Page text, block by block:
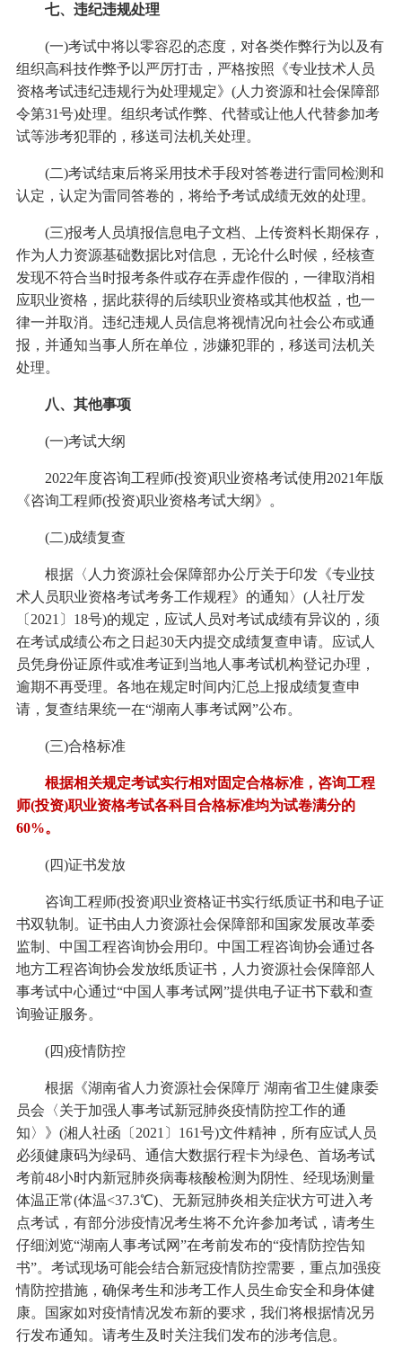
七、违纪违规处理
(一)考试中将以零容忍的态度，对各类作弊行为以及有
组织高科技作弊予以严厉打击，严格按照《专业技术人员
资格考试违纪违规行为处理规定》(人力资源和社会保障部
令第31号)处理。组织考试作弊、代替或让他人代替参加考
试等涉考犯罪的，移送司法机关处理。
(二)考试结束后将采用技术手段对答卷进行雷同检测和
认定，认定为雷同答卷的，将给予考试成绩无效的处理。
(三)报考人员填报信息电子文档、上传资料长期保存，
作为人力资源基础数据比对信息，无论什么时候，经核查
发现不符合当时报考条件或存在弄虚作假的，一律取消相
应职业资格，据此获得的后续职业资格或其他权益，也一
律一并取消。违纪违规人员信息将视情况向社会公布或通
报，并通知当事人所在单位，涉嫌犯罪的，移送司法机关
处理。
八、其他事项
(一)考试大纲
2022年度咨询工程师(投资)职业资格考试使用2021年版
《咨询工程师(投资)职业资格考试大纲》。
(二)成绩复查
根据〈人力资源社会保障部办公厅关于印发《专业技
术人员职业资格考试考务工作规程》的通知〉(人社厅发
〔2021〕18号)的规定，应试人员对考试成绩有异议的，须
在考试成绩公布之日起30天内提交成绩复查申请。应试人
员凭身份证原件或准考证到当地人事考试机构登记办理，
逾期不再受理。各地在规定时间内汇总上报成绩复查申
请，复查结果统一在“湖南人事考试网”公布。
(三)合格标准
根据相关规定考试实行相对固定合格标准，咨询工程
师(投资)职业资格考试各科目合格标准均为试卷满分的
60%。
(四)证书发放
咨询工程师(投资)职业资格证书实行纸质证书和电子证
书双轨制。证书由人力资源社会保障部和国家发展改革委
监制、中国工程咨询协会用印。中国工程咨询协会通过各
地方工程咨询协会发放纸质证书，人力资源社会保障部人
事考试中心通过“中国人事考试网”提供电子证书下载和查
询验证服务。
(四)疫情防控
根据《湖南省人力资源社会保障厅 湖南省卫生健康委
员会〈关于加强人事考试新冠肺炎疫情防控工作的通
知〉》(湘人社函〔2021〕161号)文件精神，所有应试人员
必须健康码为绿码、通信大数据行程卡为绿色、首场考试
考前48小时内新冠肺炎病毒核酸检测为阴性、经现场测量
体温正常(体温<37.3℃)、无新冠肺炎相关症状方可进入考
点考试，有部分涉疫情况考生将不允许参加考试，请考生
仔细浏览“湖南人事考试网”在考前发布的“疫情防控告知
书”。考试现场可能会结合新冠疫情防控需要，重点加强疫
情防控措施，确保考生和涉考工作人员生命安全和身体健
康。国家如对疫情情况发布新的要求，我们将根据情况另
行发布通知。请考生及时关注我们发布的涉考信息。